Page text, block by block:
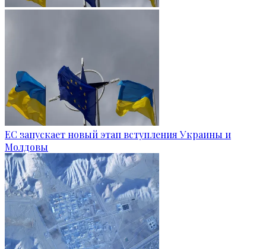
ЕС запускает новый этап вступления Украины и
Молдовы